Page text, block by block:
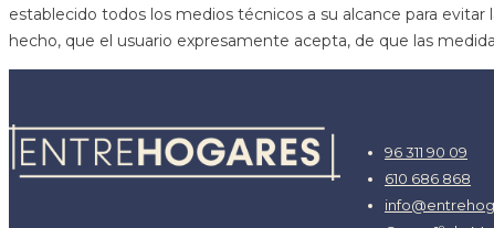
establecido todos los medios técnicos a su alcance para evitar
hecho, que el usuario expresamente acepta, de que las
96 311 90 09
610 686 868